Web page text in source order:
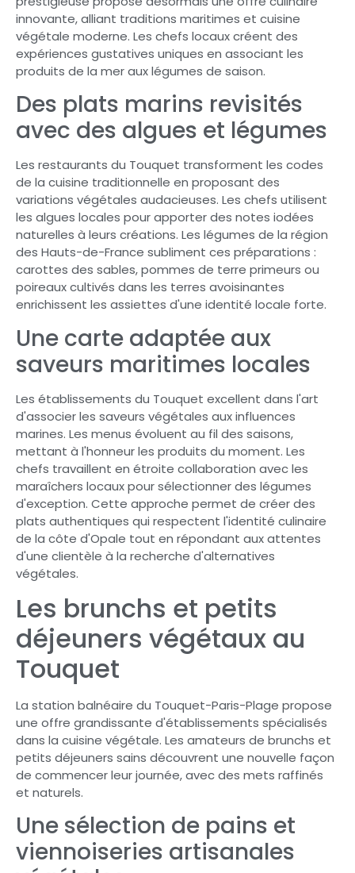
innovante, alliant traditions maritimes et cuisine
végétale moderne. Les chefs locaux créent des
expériences gustatives uniques en associant les
produits de la mer aux légumes de saison.
Des plats marins revisités
avec des algues et légumes
Les restaurants du Touquet transforment les codes
de la cuisine traditionnelle en proposant des
variations végétales audacieuses. Les chefs utilisent
les algues locales pour apporter des notes iodées
naturelles à leurs créations. Les légumes de la région
des Hauts-de-France subliment ces préparations :
carottes des sables, pommes de terre primeurs ou
poireaux cultivés dans les terres avoisinantes
enrichissent les assiettes d'une identité locale forte.
Une carte adaptée aux
saveurs maritimes locales
Les établissements du Touquet excellent dans l'art
d'associer les saveurs végétales aux influences
marines. Les menus évoluent au fil des saisons,
mettant à l'honneur les produits du moment. Les
chefs travaillent en étroite collaboration avec les
maraîchers locaux pour sélectionner des légumes
d'exception. Cette approche permet de créer des
plats authentiques qui respectent l'identité culinaire
de la côte d'Opale tout en répondant aux attentes
d'une clientèle à la recherche d'alternatives
végétales.
Les brunchs et petits
déjeuners végétaux au
Touquet
La station balnéaire du Touquet-Paris-Plage propose
une offre grandissante d'établissements spécialisés
dans la cuisine végétale. Les amateurs de brunchs et
petits déjeuners sains découvrent une nouvelle façon
de commencer leur journée, avec des mets raffinés
et naturels.
Une sélection de pains et
viennoiseries artisanales